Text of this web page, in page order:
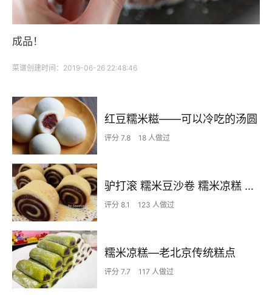
成品！
菜谱创建时间：2019-06-26 22:48:46
红豆糯米糍——可以冷吃的汤圆
评分 7.8 18 人做过
驴打滚 糯米豆沙卷 糯米凉糕 快手小吃 附细节视频详解
评分 8.1 123 人做过
糯米凉糕—老北京传统糕点
评分 7.7 117 人做过